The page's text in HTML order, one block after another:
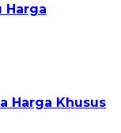
Harga
Harga Khusus